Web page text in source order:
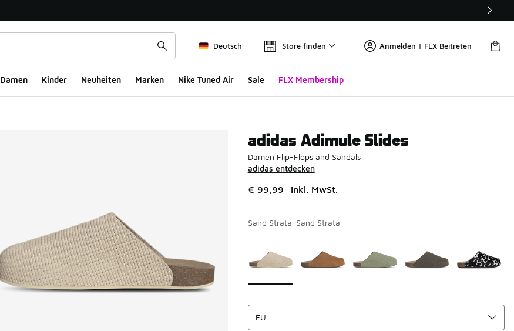
Deutsch Store finden Anmelden | FLX Beitreten
Damen Kinder Neuheiten Marken Nike Tuned Air Sale FLX Membership
adidas Adimule Slides
Damen Flip-Flops and Sandals
adidas entdecken
€ 99,99 inkl. MwSt.
Sand Strata-Sand Strata